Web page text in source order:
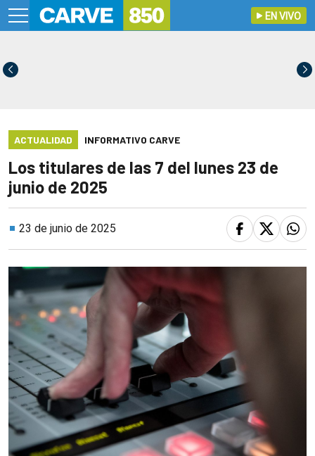
EN VIVO
ACTUALIDAD INFORMATIVO CARVE
Los titulares de las 7 del lunes 23 de
junio de 2025
23 de junio de 2025